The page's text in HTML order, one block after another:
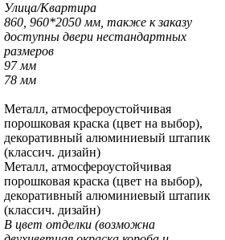
Улица/Квартира
860, 960*2050 мм, также к заказу
доступны двери нестандартных
размеров
97 мм
78 мм
Металл, атмосфероустойчивая
порошковая краска (цвет на выбор),
декоративный алюминиевый штапик
(классич. дизайн)
Металл, атмосфероустойчивая
порошковая краска (цвет на выбор),
декоративный алюминиевый штапик
(классич. дизайн)
В цвет отделки (возможна